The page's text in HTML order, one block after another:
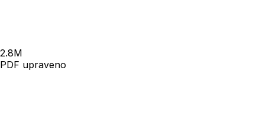
2.8M
PDF upraveno